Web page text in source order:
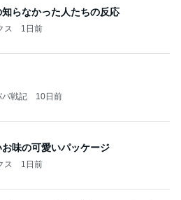
らなかった人たちの反応
ス 1日前
戦記 10日前
味の可愛いパッケージ
ス 1日前